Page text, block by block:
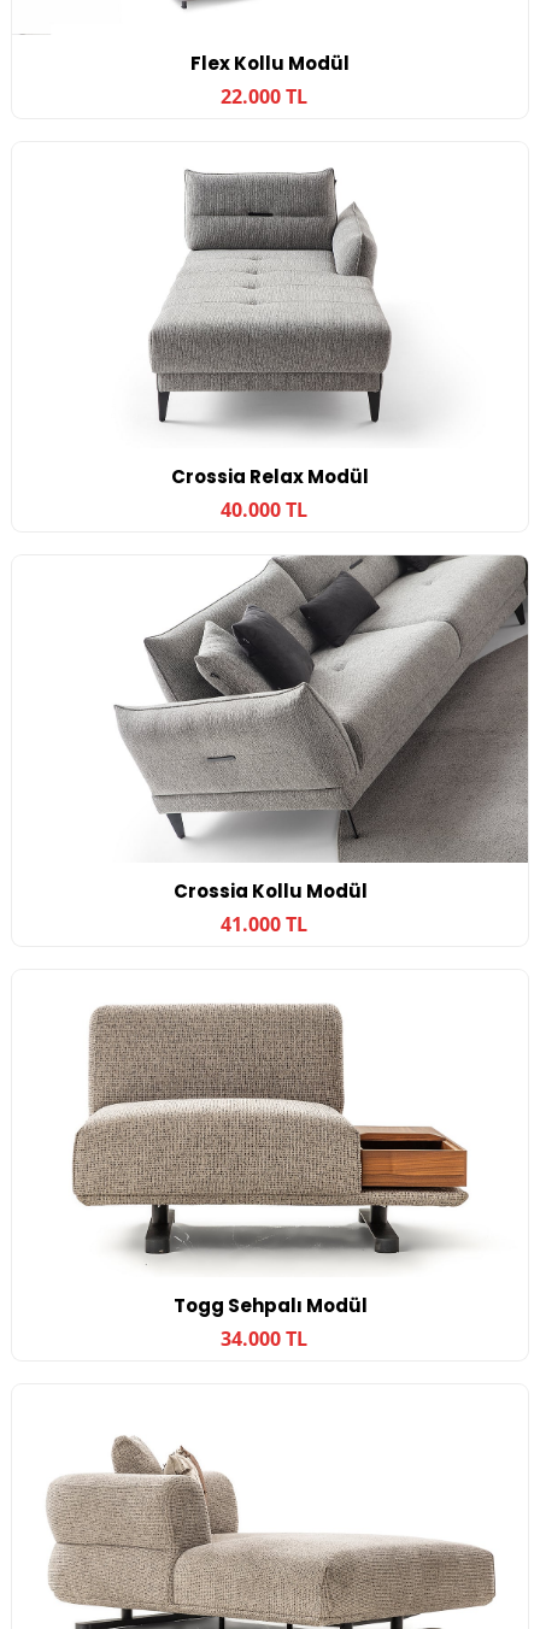
Flex Kollu Modül
22.000 TL
Crossia Relax Modül
40.000 TL
Crossia Kollu Modül
41.000 TL
Togg Sehpalı Modül
34.000 TL